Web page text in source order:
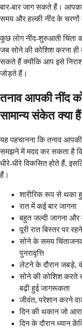
बार-बार जाग सकते हैं।
समय और हल्की नींद के चरणों
कुछ लोग नींद-शुरुआती चिंता
जब सोने की कोशिश करना ही
सकते हैं क्योंकि आप इसे
जोड़ते हैं।
तनाव आपकी नींद
सामान्य संकेत क्या
यह पहचानना कि तनाव
समझने में मदद कर सकता है
धीरे-धीरे विकसित होते हैं,
हैं।
शारीरिक रूप से थका
रात में कई बार जागना
बहुत जल्दी जागना और
पूरी रात बिस्तर पर
सोने के समय
पुनरावृत्ति
लेटने के दौरान जबड़े,
सोने की कोशिश करते
बढ़ी हुई जागरूकता
जीवंत, परेशान करने
दिन की थकान जो
दिन के दौरान ध्यान